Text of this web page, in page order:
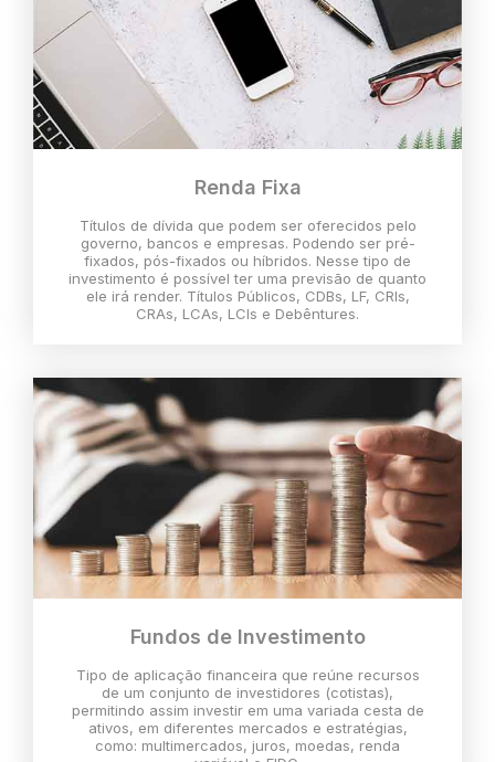
Renda Fixa
Títulos de dívida que podem ser oferecidos pelo
governo, bancos e empresas. Podendo ser pré-
fixados, pós-fixados ou híbridos. Nesse tipo de
investimento é possível ter uma previsão de quanto
ele irá render. Títulos Públicos, CDBs, LF, CRIs,
CRAs, LCAs, LCIs e Debêntures.
Fundos de Investimento
Tipo de aplicação financeira que reúne recursos
de um conjunto de investidores (cotistas),
permitindo assim investir em uma variada cesta de
ativos, em diferentes mercados e estratégias,
como: multimercados, juros, moedas, renda